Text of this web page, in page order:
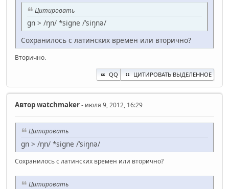
Цитировать
gn > /ŋn/ *signe /ˈsiŋnə/
Сохранилось с латинских времен или вторично?
Вторично.
QQ ЦИТИРОВАТЬ ВЫДЕЛЕННОЕ
Авторwatchmaker- июля 9, 2012, 16:29
Цитировать
gn > /ŋn/ *signe /ˈsiŋnə/
Сохранилось с латинских времен или вторично?
Цитировать